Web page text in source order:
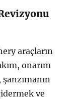
araçların
onarım
ve